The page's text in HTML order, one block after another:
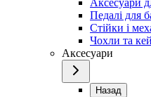
Аксесуари
Педалі для
Стійки і
Чохли та
Аксесуари
Назад